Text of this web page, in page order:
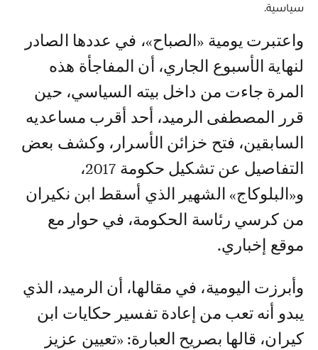
سياسية.
واعتبرت يومية «الصباح»، في عددها الصادر
لنهاية الأسبوع الجاري، أن المفاجأة هذه
المرة جاءت من داخل بيته السياسي، حين
قرر المصطفى الرميد، أحد أقرب مساعديه
السابقين، فتح خزائن الأسرار، وكشف بعض
التفاصيل عن تشكيل حكومة 2017،
و«البلوكاج» الشهير الذي أسقط ابن نكيران
من كرسي رئاسة الحكومة، في حوار مع
موقع إخباري.
وأبرزت اليومية، في مقالها، أن الرميد، الذي
يبدو أنه تعب من إعادة تفسير حكايات ابن
كيران، قالها بصريح العبارة: «تعيين عزيز